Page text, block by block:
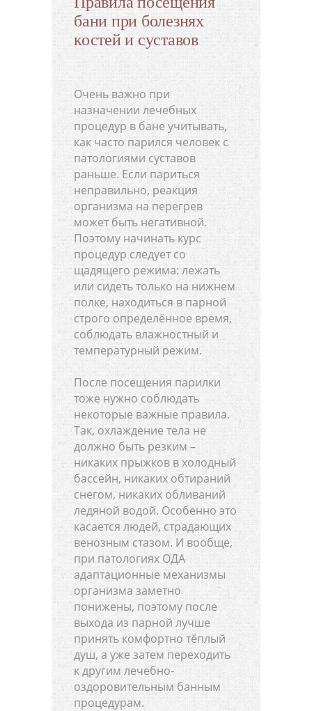
бани при болезнях
костей и суставов
Очень важно при
назначении лечебных
процедур в бане учитывать,
как часто парился человек с
патологиями суставов
раньше. Если париться
неправильно, реакция
организма на перегрев
может быть негативной.
Поэтому начинать курс
процедур следует со
щадящего режима: лежать
или сидеть только на нижнем
полке, находиться в парной
строго определённое время,
соблюдать влажностный и
температурный режим.
После посещения парилки
тоже нужно соблюдать
некоторые важные правила.
Так, охлаждение тела не
должно быть резким –
никаких прыжков в холодный
бассейн, никаких обтираний
снегом, никаких обливаний
ледяной водой. Особенно это
касается людей, страдающих
венозным стазом. И вообще,
при патологиях ОДА
адаптационные механизмы
организма заметно
понижены, поэтому после
выхода из парной лучше
принять комфортно тёплый
душ, а уже затем переходить
к другим лечебно-
оздоровительным банным
процедурам.